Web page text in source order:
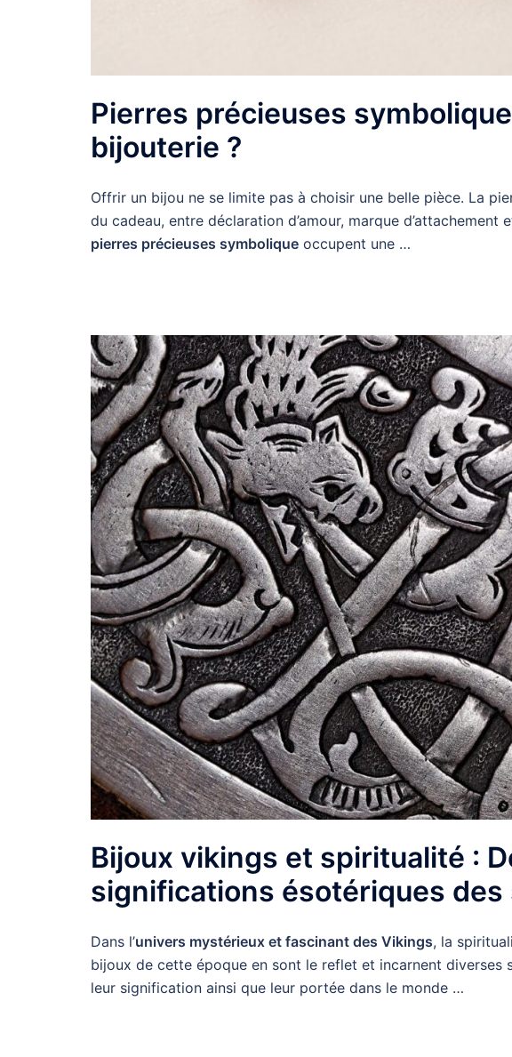
Pierres précieuses
bijouterie ?
Offrir un bijou ne se limite pas à choisir une belle pièce. La
du cadeau, entre déclaration d’amour, marque d’attachement
pierres précieuses symbolique occupent une …
Bijoux vikings et spiritualité :
significations ésotériques
Dans l’univers mystérieux et fascinant des Vikings, la
bijoux de cette époque en sont le reflet et incarnent diverses
leur signification ainsi que leur portée dans le monde …